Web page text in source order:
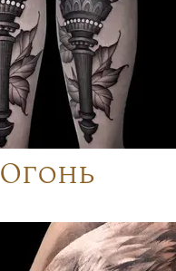
Огонь